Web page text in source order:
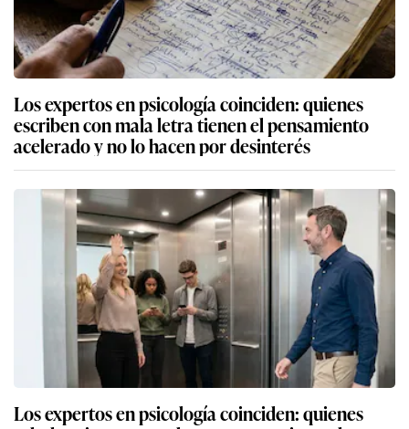
Los expertos en psicología coinciden: quienes
escriben con mala letra tienen el pensamiento
acelerado y no lo hacen por desinterés
Los expertos en psicología coinciden: quienes